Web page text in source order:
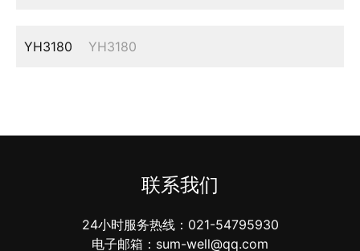
YH3180 YH3180
联系我们
24小时服务热线：021-54795930
电子邮箱：sum-well@qq.com